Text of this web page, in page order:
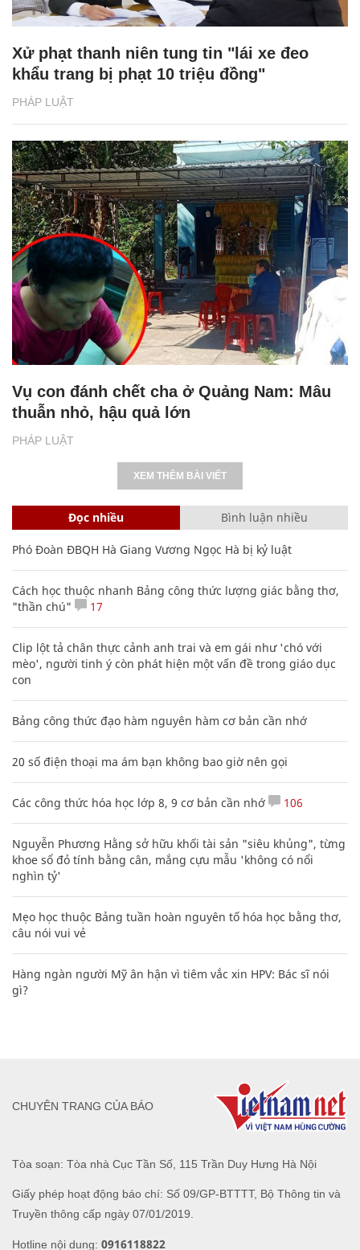
PHÁP LUẬT
Xử phạt thanh niên tung tin "lái xe đeo
khẩu trang bị phạt 10 triệu đồng"
PHÁP LUẬT
Vụ con đánh chết cha ở Quảng Nam: Mâu
thuẫn nhỏ, hậu quả lớn
XEM THÊM BÀI VIẾT
Đọc nhiều Bình luận nhiều
Phó Đoàn ĐBQH Hà Giang Vương Ngọc Hà bị kỷ luật
Cách học thuộc nhanh Bảng công thức lượng giác bằng thơ,
"thần chú"
17
Clip lột tả chân thực cảnh anh trai và em gái như 'chó với
mèo', người tinh ý còn phát hiện một vấn đề trong giáo dục
con
Bảng công thức đạo hàm nguyên hàm cơ bản cần nhớ
20 số điện thoại ma ám bạn không bao giờ nên gọi
Các công thức hóa học lớp 8, 9 cơ bản cần nhớ 106
Nguyễn Phương Hằng sở hữu khối tài sản "siêu khủng", từng
khoe sổ đỏ tính bằng cân, mắng cựu mẫu 'không có nổi
nghìn tỷ'
Mẹo học thuộc Bảng tuần hoàn nguyên tố hóa học bằng thơ,
câu nói vui vẻ
Hàng ngàn người Mỹ ân hận vì tiêm vắc xin HPV: Bác sĩ nói
gì?
Tòa soạn: Tòa nhà Cục Tần Số, 115 Trần Duy Hưng Hà Nội
Giấy phép hoạt động báo chí: Số 09/GP-BTTTT, Bộ Thông tin và
Truyền thông cấp ngày 07/01/2019.
Hotline nội dung: 0916118822
CHUYÊN TRANG CỦA BÁO